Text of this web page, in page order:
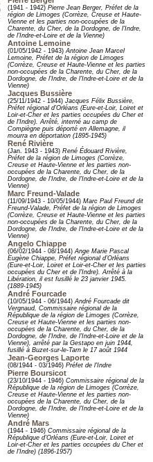
(1941 - 1942) Pierre Jean Berger, Préfet de la
région de Limoges (Corrèze, Creuse et Haute-
Vienne et les parties non-occupées de la
Charente, du Cher, de la Dordogne, de l'Indre,
de l'Indre-et-Loire et de la Vienne)
Antoine Lemoine
(01/05/1942 - 1943)Antoine Jean Marcel
Lemoine, Préfet de la région de Limoges
(Corrèze, Creuse et Haute-Vienne et les parties
non-occupées de la Charente, du Cher, de la
Dordogne, de l'Indre, de l'Indre-et-Loire et de la
Vienne)
Jacques Bussière
(25/11/1942 - 1944) Jacques Félix Bussière,
Préfet régional d’Orléans (Eure-et-Loir, Loiret et
Loir-et-Cher et les parties occupées du Cher et
de l'Indre). Arrêté, interné au camp de
Compiègne puis déporté en Allemagne, il
mourra en déportation (1895-1945)
René Rivière
(Jan. 1943 - 1943) René Édouard Rivière,
Préfet de la région de Limoges (Corrèze,
Creuse et Haute-Vienne et les parties non-
occupées de la Charente, du Cher, de la
Dordogne, de l'Indre, de l'Indre-et-Loire et de la
Vienne)
Marc Freund-Valade
(11/09/1943 - 10/05/1944) Marc Paul Freund dit
Freund-Valade, Préfet de la région de Limoges
(Corrèze, Creuse et Haute-Vienne et les parties
non-occupées de la Charente, du Cher, de la
Dordogne, de l'Indre, de l'Indre-et-Loire et de la
Vienne)
Angelo Chiappe
(06/02/1944 - 08/1944)Ange Marie Pascal
Eugène Chiappe, Préfet régional d’Orléans
(Eure-et-Loir, Loiret et Loir-et-Cher et les parties
occupées du Cher et de l'Indre). Arrêté à la
Libération, il est fusillé le 23 janvier 1945.
(1889-1945)
André Fourcade
(10/05/1944 - 06/1944)André Fourcade dit
Vergnaud, Commissaire régional de la
République de la région de Limoges (Corrèze,
Creuse et Haute-Vienne et les parties non-
occupées de la Charente, du Cher, de la
Dordogne, de l'Indre, de l'Indre-et-Loire et de la
Vienne), arrêté par la Gestapo en juin 1944,
fusillé à Buzet-sur-le-Tarn le 17 août 1944
Jean-Georges Laporte
(08/1944 - 03/1946) Préfet de l'Indre
Pierre Boursicot
(23/10/1944 - 1946) Commissaire régional de la
République de la région de Limoges (Corrèze,
Creuse et Haute-Vienne et les parties non-
occupées de la Charente, du Cher, de la
Dordogne, de l'Indre, de l'Indre-et-Loire et de la
Vienne)
André Mars
(1944 - 1946) Commissaire régional de la
République d’Orléans (Eure-et-Loir, Loiret et
Loir-et-Cher et les parties occupées du Cher et
de l'Indre) (1896-1957)